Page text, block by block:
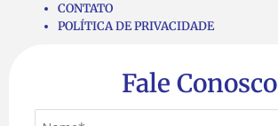
CONTATO
POLÍTICA DE PRIVACIDADE
Fale Conosco